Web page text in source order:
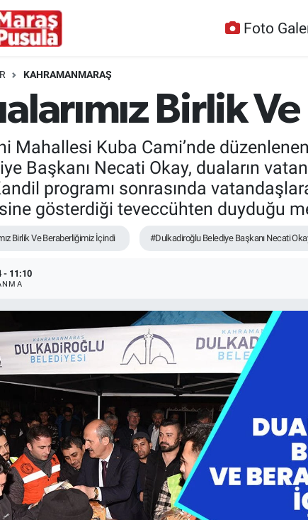
Foto
KAHRAMANMARAŞ
Birlik
Mahallesi Kuba Cami’nde
Başkanı Necati Okay, duaların
programı sonrasında
gösterdiği teveccühten duyduğu
Birlik Ve Beraberliğimiz İçindi #Dulkadiroğlu Belediye Başkanı Necati
- 11:10
Haritası
ve Fikstür